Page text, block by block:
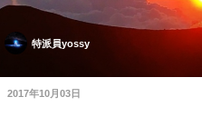
特派員yossy
2017年10月03日